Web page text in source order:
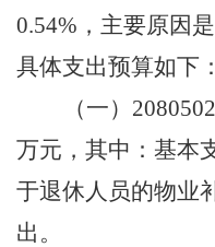
0.54%，主要原因是
具体支出预算如下：
（一）
万元， 其中：基本
于退休人员的物业
出 。